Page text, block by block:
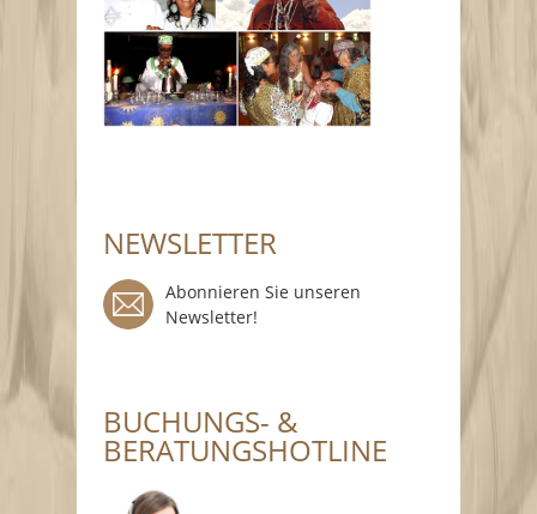
NEWSLETTER
Abonnieren Sie unseren
Newsletter!
BUCHUNGS- &
BERATUNGSHOTLINE